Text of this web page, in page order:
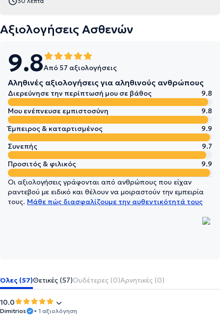
Αξιολογήσεις Ασθενών
9.8Από 57 αξιολογήσεις
Αληθινές αξιολογήσεις για αληθινούς ανθρώπους
Διερεύνησε την περίπτωσή μου σε βάθος
9.8
Μου ενέπνευσε εμπιστοσύνη
9.8
Έμπειρος & καταρτισμένος
9.9
Συνεπής
9.7
Προσιτός & φιλικός
9.9
Οι αξιολογήσεις γράφονται από ανθρώπους που είχαν
ραντεβού με ειδικό και θέλουν να μοιραστούν την εμπειρία
τους. Μάθε πώς διασφαλίζουμε την αυθεντικότητά τους
Όλες (57)Θετικές (57)Ουδέτερες (0)Αρνητικές (0)
10.0
Dimitrios • 1 αξιολόγηση